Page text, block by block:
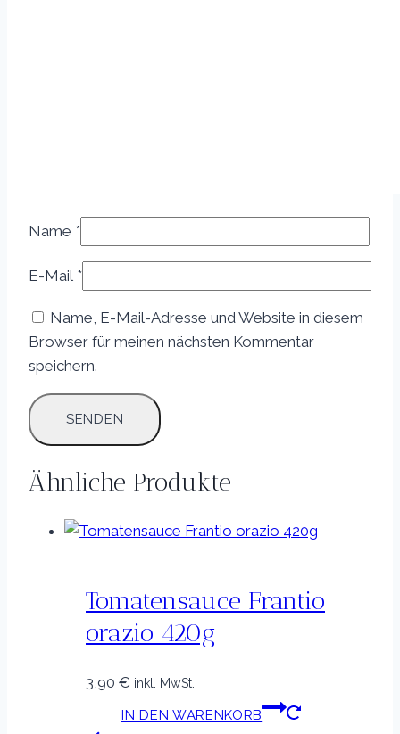
Name *
E-Mail *
Name, E-Mail-Adresse und Website in diesem
Browser für meinen nächsten Kommentar
speichern.
Ähnliche Produkte
Tomatensauce Frantio
orazio 420g
3,90 € inkl. MwSt.
IN DEN WARENKORB